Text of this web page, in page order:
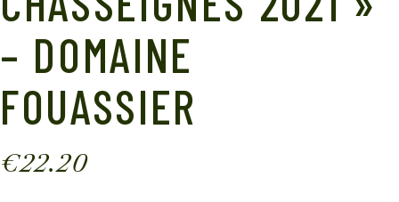
– DOMAINE
FOUASSIER
€22.20